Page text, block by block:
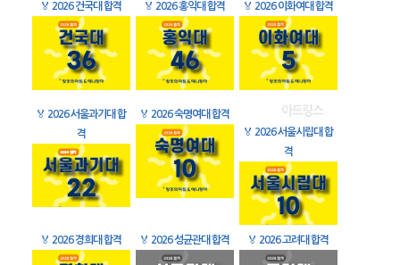
🏅 2026 건국대 합격 🏅 2026 홍익대 합격 🏅 2026 이화여대 합격
🏅 2026 서울과기대 합
격
🏅 2026 숙명여대 합격
🏅 2026 서울시립대 합
격
🏅 2026 경희대 합격 🏅 2026 성균관대 합격 🏅 2026 고려대 합격